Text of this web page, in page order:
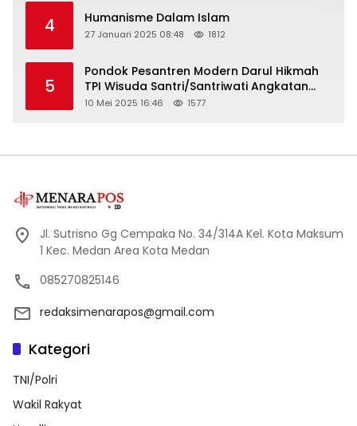
4 Humanisme Dalam Islam
27 Januari 2025 08:48 1812
5
Pondok Pesantren Modern Darul Hikmah
TPI Wisuda Santri/Santriwati Angkatan
XXXIII
10 Mei 2025 16:46 1577
Jl. Sutrisno Gg Cempaka No. 34/314A Kel. Kota Maksum
1 Kec. Medan Area Kota Medan
085270825146
redaksimenarapos@gmail.com
Kategori
TNI/Polri
Wakil Rakyat